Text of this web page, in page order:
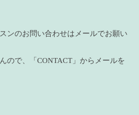
ンのお問い合わせはメールでお願い
ので、「CONTACT」からメールを